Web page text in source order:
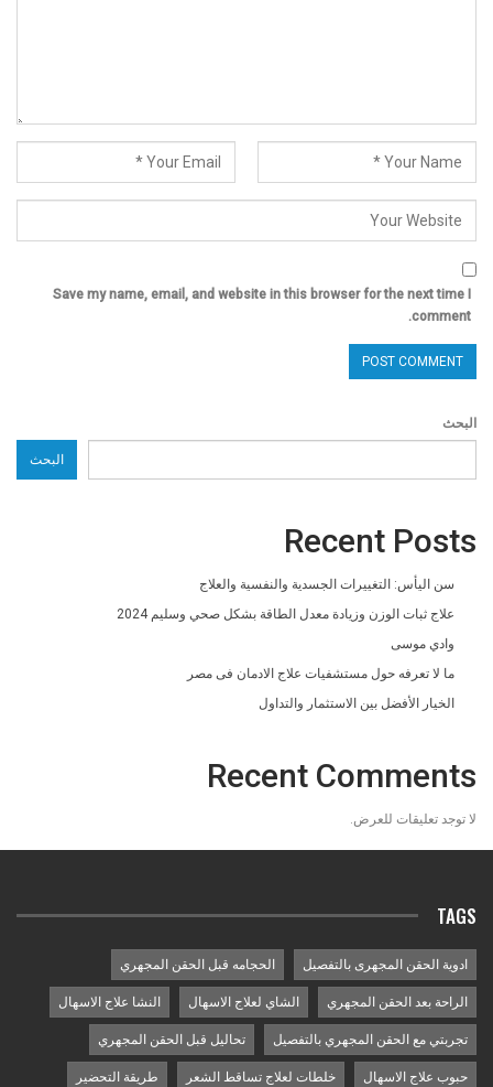
Save my name, email, and website in this browser for the next time I
comment.
البحث
البحث
Recent Posts
سن اليأس: التغييرات الجسدية والنفسية والعلاج
علاج ثبات الوزن وزيادة معدل الطاقة بشكل صحي وسليم 2024
وادي موسى
ما لا تعرفه حول مستشفيات علاج الادمان فى مصر
الخيار الأفضل بين الاستثمار والتداول
Recent Comments
لا توجد تعليقات للعرض.
TAGS
ادوية الحقن المجهرى بالتفصيل الحجامه قبل الحقن المجهري
الراحة بعد الحقن المجهري الشاي لعلاج الاسهال النشا علاج الاسهال
تجربتي مع الحقن المجهري بالتفصيل تحاليل قبل الحقن المجهري
حبوب علاج الاسهال خلطات لعلاج تساقط الشعر طريقة التحضير